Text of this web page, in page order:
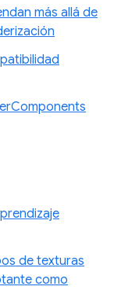
más allá de
de texturas
como